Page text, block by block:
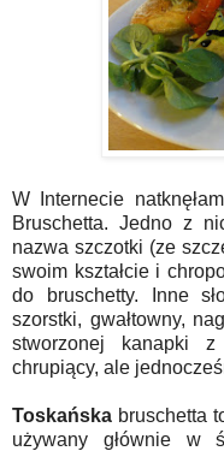
W Internecie
Bruschetta. Jedno z
nazwa szczotki (ze
swoim kształcie i
do bruschetty. Inne
szorstki, gwałtowny,
stworzonej kanapki
chrupiący, ale
Toskańska bruschetta
używany głównie w